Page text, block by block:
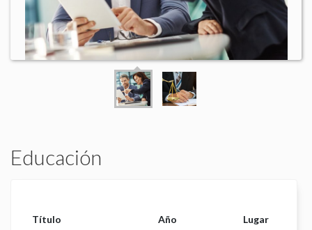
Educación
Título Año Lugar